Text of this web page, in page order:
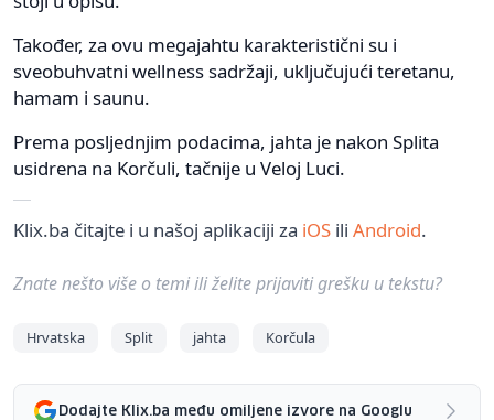
Također, za ovu megajahtu karakteristični su i
sveobuhvatni wellness sadržaji, uključujući teretanu,
hamam i saunu.
Prema posljednjim podacima, jahta je nakon Splita
usidrena na Korčuli, tačnije u Veloj Luci.
Klix.ba čitajte i u našoj aplikaciji za iOS ili Android.
Znate nešto više o temi ili želite prijaviti grešku u tekstu?
Hrvatska Split jahta Korčula
Dodajte Klix.ba među omiljene izvore na Googlu